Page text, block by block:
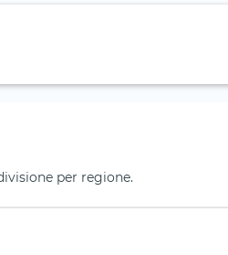
per regione.